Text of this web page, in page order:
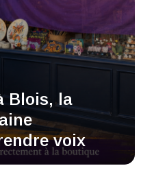
Blois, la
voix